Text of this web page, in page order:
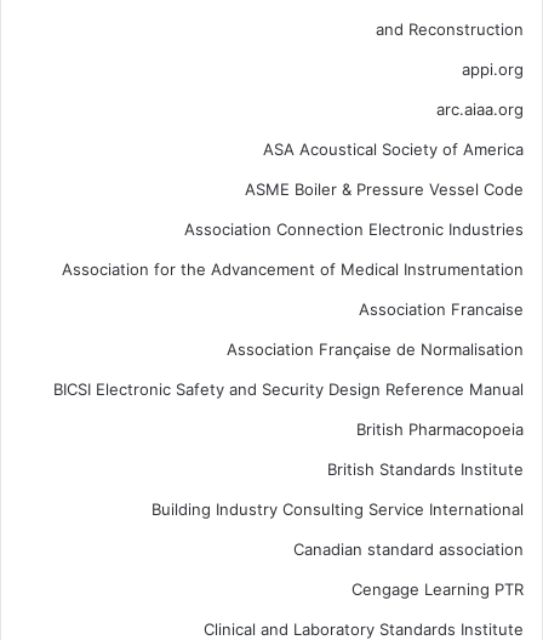
and Reconstruction
appi.org
arc.aiaa.org
ASA Acoustical Society of America
ASME Boiler & Pressure Vessel Code
Association Connection Electronic Industries
Association for the Advancement of Medical Instrumentation
Association Francaise
Association Française de Normalisation
BICSI Electronic Safety and Security Design Reference Manual
British Pharmacopoeia
British Standards Institute
Building Industry Consulting Service International
Canadian standard association
Cengage Learning PTR
Clinical and Laboratory Standards Institute